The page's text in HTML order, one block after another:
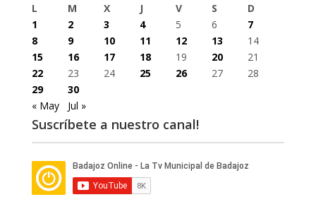
L
M X J V S
D
1
2 3 4 5 6
7
8
9 10 11 12 13
14
15
16 17 18 19 20
21
22
23 24 25 26 27
28
29
30
« May
Jul »
Suscríbete a nuestro canal!